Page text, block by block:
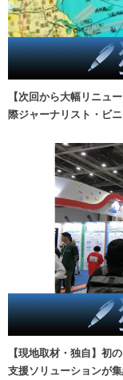
【次回から大幅リニュ
際ジャーナリスト・ビ
【現地取材・独自】初
支援ソリューションが